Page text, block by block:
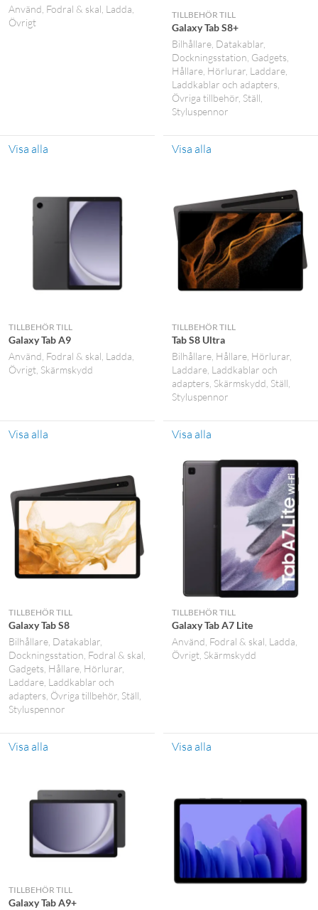
Använd Fodral & skal Ladda
Övrigt
Visa alla
TILLBEHÖR TILL
Galaxy Tab S8+
Bilhållare Datakablar
Dockningsstation Gadgets
Hållare Hörlurar Laddare
Laddkablar och adapters
Övriga tillbehör Ställ
Styluspennor
Visa alla
TILLBEHÖR TILL
Galaxy Tab A9
Använd Fodral & skal Ladda
Övrigt Skärmskydd
Visa alla
TILLBEHÖR TILL
Tab S8 Ultra
Bilhållare Hållare Hörlurar
Laddare Laddkablar och
adapters Skärmskydd Ställ
Styluspennor
Visa alla
TILLBEHÖR TILL
Galaxy Tab S8
Bilhållare Datakablar
Dockningsstation Fodral & skal
Gadgets Hållare Hörlurar
Laddare Laddkablar och
adapters Övriga tillbehör Ställ
Styluspennor
Visa alla
TILLBEHÖR TILL
Galaxy Tab A7 Lite
Använd Fodral & skal Ladda
Övrigt Skärmskydd
Visa alla
TILLBEHÖR TILL
Galaxy Tab A9+